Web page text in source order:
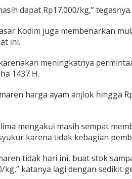
dapat Rp17.000/kg,” tegasnya.
Kodim juga membenarkan
ini.
meningkatnya
1437 H.
harga ayam anjlok hingga
mengakui masih sempat
karena tidak kebagian
tidak hari ini, buat stok
kg,” katanya lagi dengan sedikit